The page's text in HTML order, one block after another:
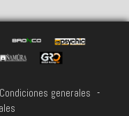
Condiciones generales -